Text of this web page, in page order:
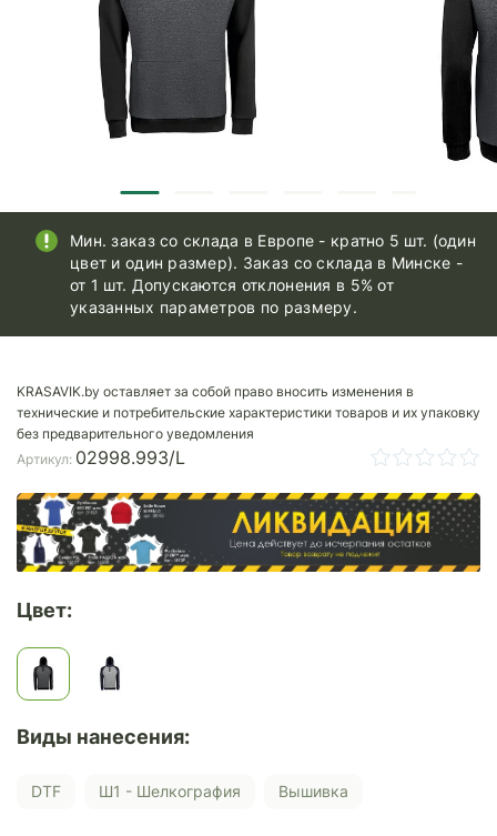
Мин. заказ со склада в Европе - кратно 5 шт. (один
цвет и один размер). Заказ со склада в Минске -
от 1 шт. Допускаются отклонения в 5% от
указанных параметров по размеру.
KRASAVIK.by оставляет за собой право вносить изменения в
технические и потребительские характеристики товаров и их упаковку
без предварительного уведомления
Артикул: 02998.993/L
Цвет:
Виды нанесения:
DTF Ш1 - Шелкография Вышивка